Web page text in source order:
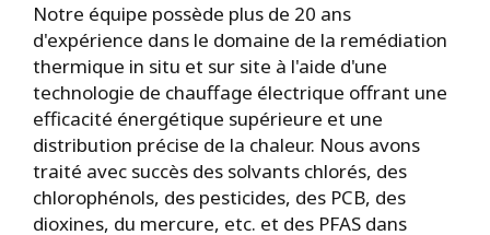
Notre équipe possède plus de 20 ans
d'expérience dans le domaine de la remédiation
thermique in situ et sur site à l'aide d'une
technologie de chauffage électrique offrant une
efficacité énergétique supérieure et une
distribution précise de la chaleur. Nous avons
traité avec succès des solvants chlorés, des
chlorophénols, des pesticides, des PCB, des
dioxines, du mercure, etc. et des PFAS dans